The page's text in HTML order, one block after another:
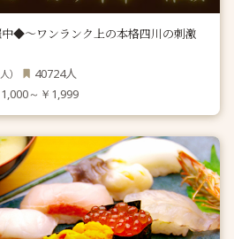
◆〜ワンランク上の本格四川の刺激
人） 40724人
1,000～￥1,999